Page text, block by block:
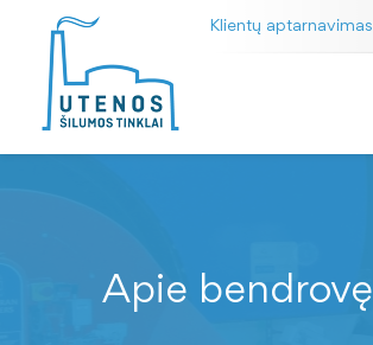
Klientų aptarnavimas
Apie bendrovę